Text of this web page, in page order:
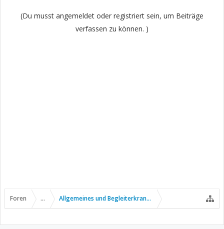
(Du musst angemeldet oder registriert sein, um Beiträge
verfassen zu können. )
Foren ... Allgemeines und Begleiterkrankungen